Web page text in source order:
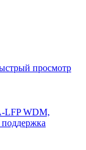
просмотр
LFP WDM,